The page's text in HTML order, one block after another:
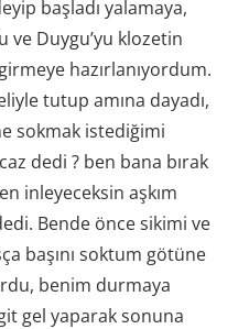
başladı yalamaya,
ve Duygu’yu klozetin
hazırlanıyordum.
tutup amına dayadı,
sokmak istediğimi
dedi ? ben bana bırak
inleyeceksin aşkım
Bende önce sikimi ve
başını soktum götüne
benim durmaya
gel yaparak sonuna